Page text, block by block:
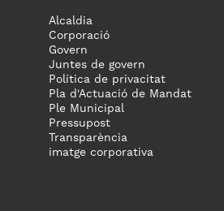
Alcaldia
Corporació
Govern
Juntes de govern
Política de privacitat
Pla d'Actuació de Mandat
Ple Municipal
Pressupost
Transparència
imatge corporativa